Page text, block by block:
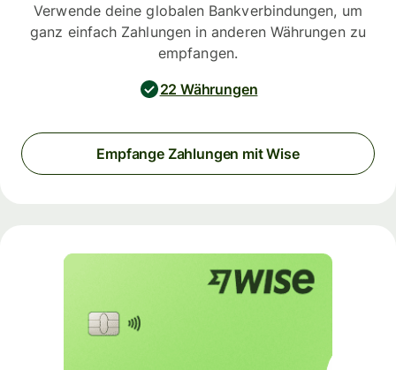
Verwende deine globalen Bankverbindungen, um
ganz einfach Zahlungen in anderen Währungen zu
empfangen.
22 Währungen
Empfange Zahlungen mit Wise